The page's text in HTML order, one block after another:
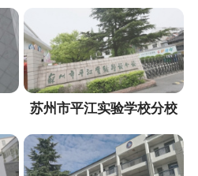
苏州市平江实验学校分校